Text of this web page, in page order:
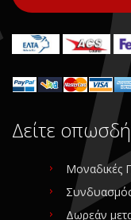
Δείτε
Μοναδικές
Δωρεάν